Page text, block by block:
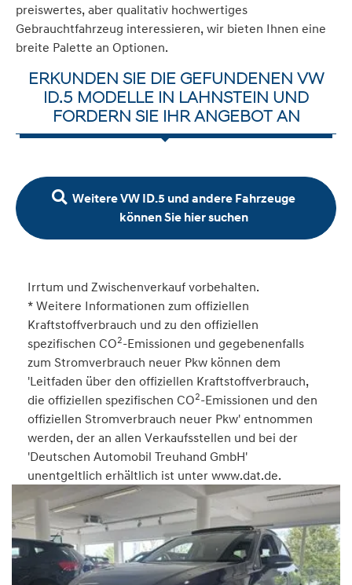
preiswertes, aber qualitativ hochwertiges
Gebrauchtfahrzeug interessieren, wir bieten Ihnen eine
breite Palette an Optionen.
ERKUNDEN SIE DIE GEFUNDENEN VW
ID.5 MODELLE IN LAHNSTEIN UND
FORDERN SIE IHR ANGEBOT AN
Weitere VW ID.5 und andere Fahrzeuge
können Sie hier suchen
Irrtum und Zwischenverkauf vorbehalten.
* Weitere Informationen zum offiziellen
Kraftstoffverbrauch und zu den offiziellen
spezifischen CO2-Emissionen und gegebenenfalls
zum Stromverbrauch neuer Pkw können dem
'Leitfaden über den offiziellen Kraftstoffverbrauch,
die offiziellen spezifischen CO2-Emissionen und den
offiziellen Stromverbrauch neuer Pkw' entnommen
werden, der an allen Verkaufsstellen und bei der
'Deutschen Automobil Treuhand GmbH'
unentgeltlich erhältlich ist unter www.dat.de.